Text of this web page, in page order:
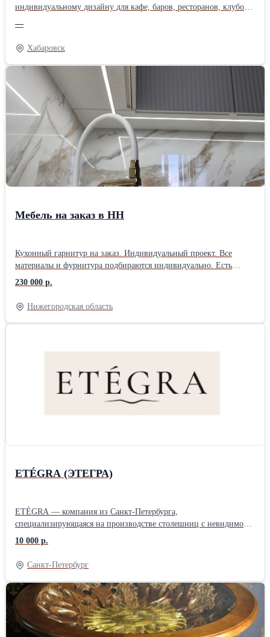
индивидуальному дизайну для кафе, баров, ресторанов, клубов
обивкой. Если у вас нестандартная площадь, особые требования
к дизайну или нужно максимальное качество, тогда вам к нам.
Диваны для офиса, для кабинета директора, торговых центров,
выставок, салонов, кафе, ресторанов, клубов и других
коммерческих объектов. Работаем в онлайн режиме от проекта
до расчёта стоимости ваших изделий с 09:00 до 00:00, в любое
удобное время для Вас. Договора заключаем на цеху строго по
записи (для Хабаровска) , для других регионов договора
заключаем в онлайн режиме. Цена зависит от размера,
материалов и сложности заказа. Точную стоимость уточняйте у
менеджера.
—
Хабаровск
Мебель на заказ в НН
Кухонный гарнитур на заказ. Индивидуальный проект. Все
материалы и фурнитура подбираются индивидуально. Есть
система бонусов.Обязательно позвоните или напишите.
230 000 р.
Нижегородская область
ETÉGRA (ЭТЕГРА)
ETÉGRA — компания из Санкт-Петербурга,
специализирующаяся на производстве столешниц с невидимой
индукционной плитой и других изделий из керамогранита для
интерьеров и архитектуры. Бренд сочетает современные
технологии, собственное производство и внимательный подход
к проектированию, создавая решения для жилых и коммерческих
пространств. Основные направления ETÉGRA: — столешницы с
интегрированной невидимой индукцией; — кухонные
столешницы, острова и барные зоны; — мойки, раковины и
изделия для ванных комнат; — фасады и декоративные элементы
из керамогранита; — индивидуальные решения для частных и
10 000 р.
Санкт-Петербург